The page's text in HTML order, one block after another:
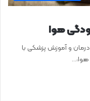
هوا
و آموزش پزشکی با